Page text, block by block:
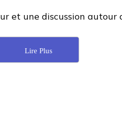
et une discussion autour
Lire Plus